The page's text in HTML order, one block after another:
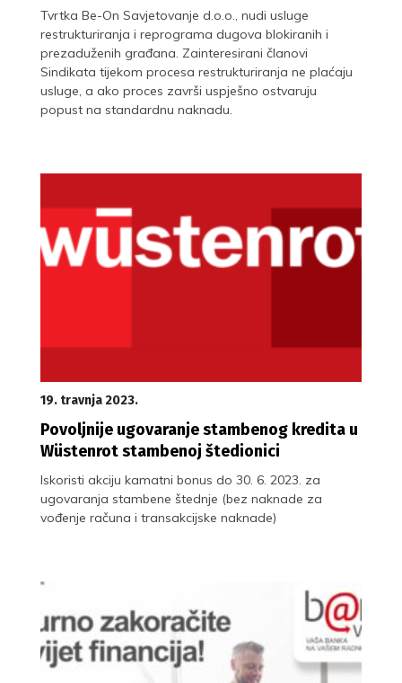
Tvrtka Be-On Savjetovanje d.o.o., nudi usluge
restrukturiranja i reprograma dugova blokiranih i
prezaduženih građana. Zainteresirani članovi
Sindikata tijekom procesa restrukturiranja ne plaćaju
usluge, a ako proces završi uspješno ostvaruju
popust na standardnu naknadu.
19. travnja 2023.
Povoljnije ugovaranje stambenog kredita u
Wüstenrot stambenoj štedionici
Iskoristi akciju kamatni bonus do 30. 6. 2023. za
ugovaranja stambene štednje (bez naknade za
vođenje računa i transakcijske naknade)